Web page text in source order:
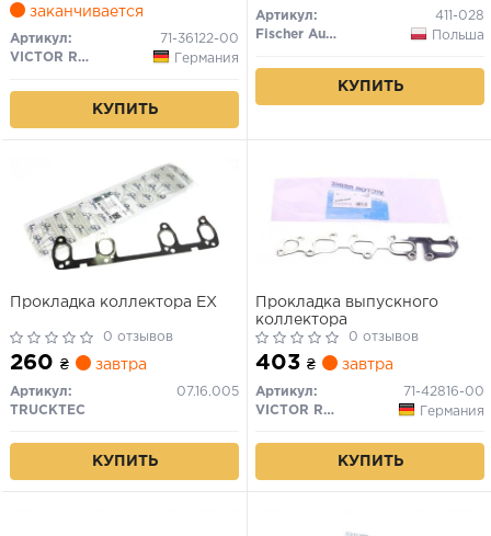
заканчивается
Артикул:
71-36122-00
VICTOR REINZ
Германия
КУПИТЬ
Артикул:
411-028
Fischer Automotive One (FA1)
Польша
КУПИТЬ
Прокладка коллектора EX
0 отзывов
260 ₴ завтра
Артикул:
07.16.005
TRUCKTEC
КУПИТЬ
Прокладка выпускного
коллектора
0 отзывов
403 ₴ завтра
Артикул:
71-42816-00
VICTOR REINZ
Германия
КУПИТЬ